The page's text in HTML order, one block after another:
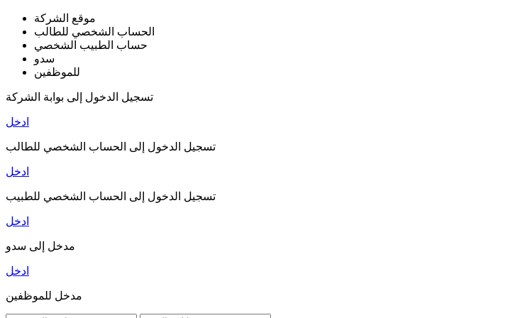
موقع الشركة
الحساب الشخصي للطالب
حساب الطبيب الشخصي
سدو
للموظفين
تسجيل الدخول إلى بوابة الشركة
ادخل
تسجيل الدخول إلى الحساب الشخصي للطالب
ادخل
تسجيل الدخول إلى الحساب الشخصي للطبيب
ادخل
مدخل إلى سدو
ادخل
مدخل للموظفين